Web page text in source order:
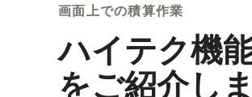
画面上での積算作業
ハイテク機
をご紹介し